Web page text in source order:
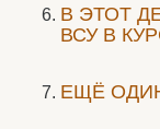
В ЭТОТ
ВСУ В
ЕЩЁ